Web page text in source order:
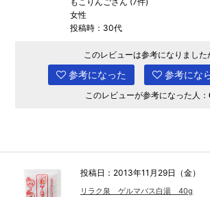
女性
投稿時：30代
このレビューは参考になりました
参考になった 参考にな
このレビューが参考になった人：
投稿日：2013年11月29日（金）
リラク泉 ゲルマバス白湯 40g